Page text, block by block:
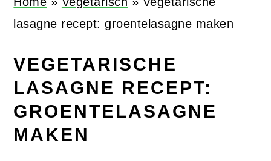
lasagne recept: groentelasagne maken
VEGETARISCHE
LASAGNE RECEPT:
GROENTELASAGNE
MAKEN